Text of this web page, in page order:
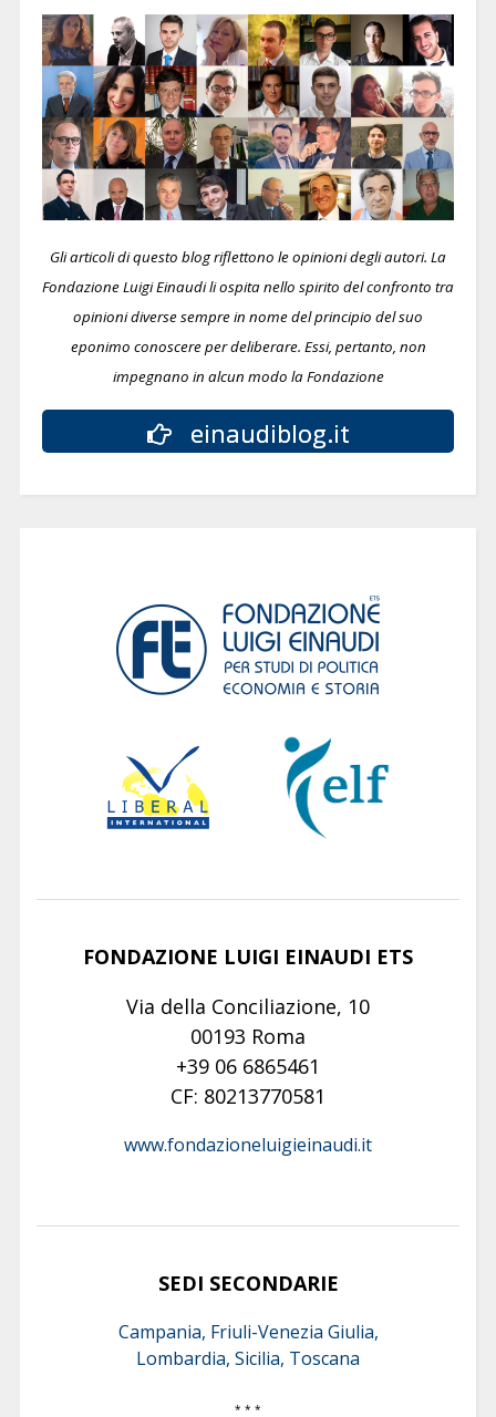
Gli articoli di questo blog riflettono le opinioni degli autori. La
Fondazione Luigi Einaudi li ospita nello spirito del confronto tra
opinioni diverse sempre in nome del principio del suo
eponimo conoscere per deliberare. Essi, pertanto, non
impegnano in alcun modo la Fondazione
einaudiblog.it
FONDAZIONE LUIGI EINAUDI ETS
Via della Conciliazione, 10
00193 Roma
+39 06 6865461
CF: 80213770581
www.fondazioneluigieinaudi.it
SEDI SECONDARIE
Campania, Friuli-Venezia Giulia,
Lombardia, Sicilia, Toscana
* * *